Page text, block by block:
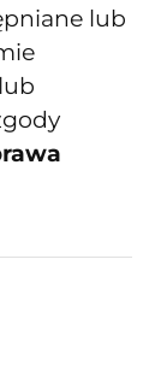
lub